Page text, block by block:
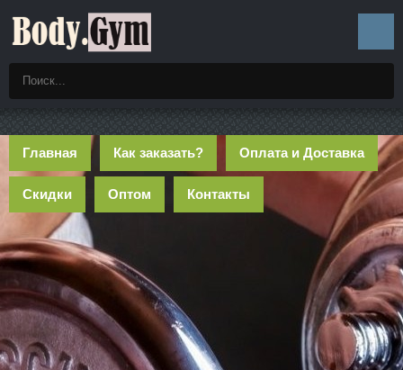
Главная Как заказать? Оплата и Доставка
Скидки Оптом Контакты